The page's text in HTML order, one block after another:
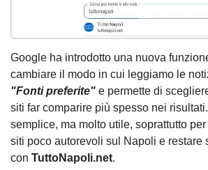
Google ha introdotto una nuova
cambiare il modo in cui leggiamo le
"Fonti preferite" e permette di
siti far comparire più spesso nei
semplice, ma molto utile, soprattutto
siti poco autorevoli sul Napoli e restare
con TuttoNapoli.net.